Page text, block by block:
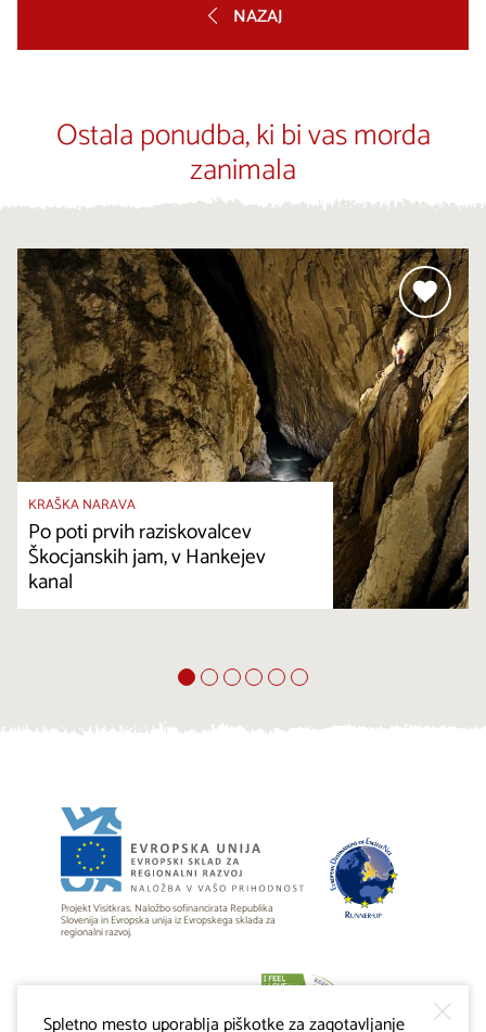
NAZAJ
Ostala ponudba, ki bi vas morda
zanimala
KRAŠKA NARAVA
Po poti prvih raziskovalcev
Škocjanskih jam, v Hankejev
kanal
Projekt Visitkras. Naložbo sofinancirata Republika
Slovenija in Evropska unija iz Evropskega sklada za
regionalni razvoj.
Spletno mesto uporablja piškotke za zagotavljanje